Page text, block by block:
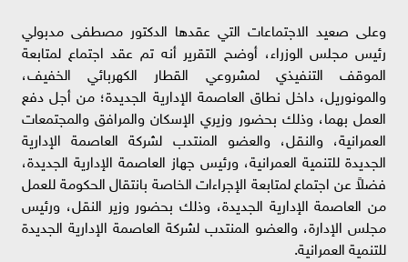
وعلى صعيد الاجتماعات التي عقدها الدكتور مصطفى مدبولي
رئيس مجلس الوزراء، أوضح التقرير أنه تم عقد اجتماع لمتابعة
الموقف التنفيذي لمشروعي القطار الكهربائي الخفيف،
والمونوريل، داخل نطاق العاصمة الإدارية الجديدة؛ من أجل دفع
العمل بهما، وذلك بحضور وزيري الإسكان والمرافق والمجتمعات
العمرانية، والنقل، والعضو المنتدب لشركة العاصمة الإدارية
الجديدة للتنمية العمرانية، ورئيس جهاز العاصمة الإدارية الجديدة،
فضلاً عن اجتماع لمتابعة الإجراءات الخاصة بانتقال الحكومة للعمل
من العاصمة الإدارية الجديدة، وذلك بحضور وزير النقل، ورئيس
مجلس الإدارة، والعضو المنتدب لشركة العاصمة الإدارية الجديدة
للتنمية العمرانية.